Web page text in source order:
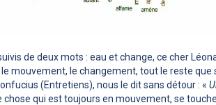
de deux mots : eau et change, ce cher
le mouvement, le changement, tout le reste
(Entretiens), nous le dit sans détour : «
chose qui est toujours en mouvement, se